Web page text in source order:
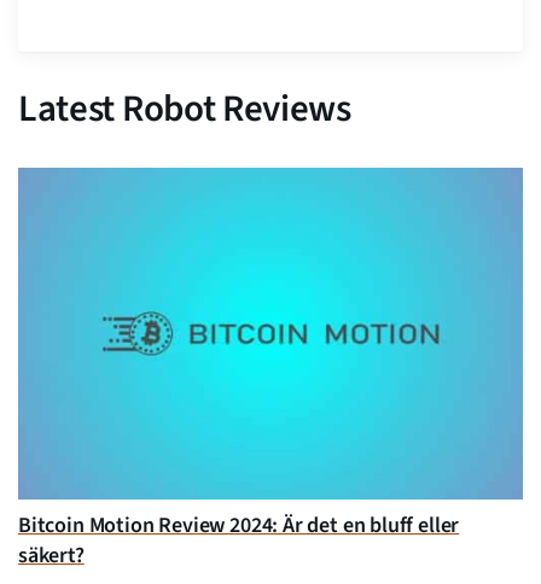
Latest Robot Reviews
Bitcoin Motion Review 2024: Är det en bluff eller
säkert?